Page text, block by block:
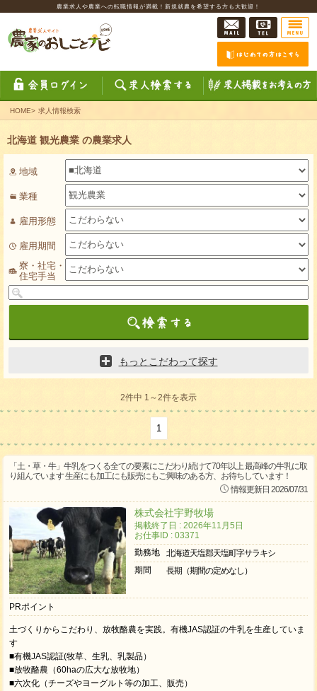
農業求人や農業への転職情報が満載！新規就農を希望する方も大歓迎！
HOME> 求人情報検索
北海道 観光農業 の農業求人
地域
業種
雇用形態
雇用期間
寮・社宅・
住宅手当
もっとこだわって探す
2件中 1～2件を表示
1
「土・草・牛」牛乳をつくる全ての要素にこだわり続けて70年以上 最高峰の牛乳に取
り組んでいます 生産にも加工にも販売にもご興味のある方、お待ちしています！
情報更新日 2026/07/31
株式会社宇野牧場
掲載終了日 : 2026年11月5日
お仕事ID : 03371
勤務地
北海道天塩郡天塩町字サラキシ
期間
長期（期間の定めなし）
PRポイント
土づくりからこだわり、放牧酪農を実践。有機JAS認証の牛乳を生産していま
す
■有機JAS認証(牧草、生乳、乳製品）
■放牧酪農（60haの広大な放牧地）
■六次化（チーズやヨーグルト等の加工、販売）